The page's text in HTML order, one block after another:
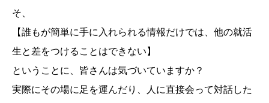
そ、
【誰もが簡単に手に入れられる情報だけでは、他の就活
生と差をつけることはできない】
ということに、皆さんは気づいていますか？
実際にその場に足を運んだり、人に直接会って対話した